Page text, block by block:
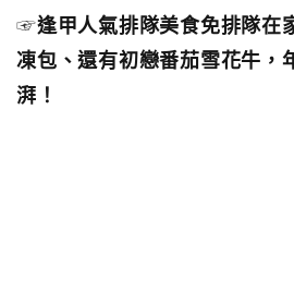
☞逢甲人氣排隊美食免排隊在
凍包、還有初戀番茄雪花牛，
湃！